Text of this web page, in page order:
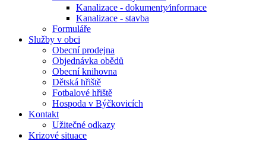
Kanalizace - dokumenty⁄informace
Kanalizace - stavba
Formuláře
Služby v obci
Obecní prodejna
Objednávka obědů
Obecní knihovna
Dětská hřiště
Fotbalové hřiště
Hospoda v Býčkovicích
Kontakt
Užitečné odkazy
Krizové situace